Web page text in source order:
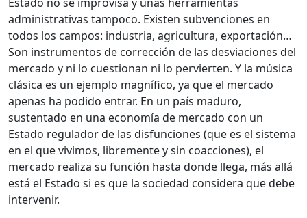
administrativas tampoco. Existen subvenciones en
todos los campos: industria, agricultura, exportación…
Son instrumentos de corrección de las desviaciones del
mercado y ni lo cuestionan ni lo pervierten. Y la música
clásica es un ejemplo magnífico, ya que el mercado
apenas ha podido entrar. En un país maduro,
sustentado en una economía de mercado con un
Estado regulador de las disfunciones (que es el sistema
en el que vivimos, libremente y sin coacciones), el
mercado realiza su función hasta donde llega, más allá
está el Estado si es que la sociedad considera que debe
intervenir.